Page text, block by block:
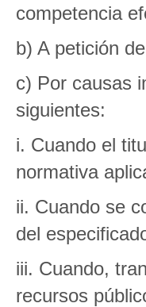
competencia
b) A petición
c) Por causas
siguientes:
i. Cuando el
normativa
ii. Cuando se
del
iii. Cuando,
recursos